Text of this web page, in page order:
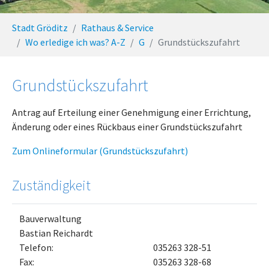
Stadt Gröditz
Rathaus & Service
Wo erledige ich was? A-Z
G Grundstückszufahrt
Grundstückszufahrt
Antrag auf Erteilung einer Genehmigung einer Errichtung,
Änderung oder eines Rückbaus einer Grundstückszufahrt
Zum Onlineformular (Grundstückszufahrt)
Zuständigkeit
Bauverwaltung
Bastian Reichardt
Telefon:
Fax:
035263 328-51
035263 328-68